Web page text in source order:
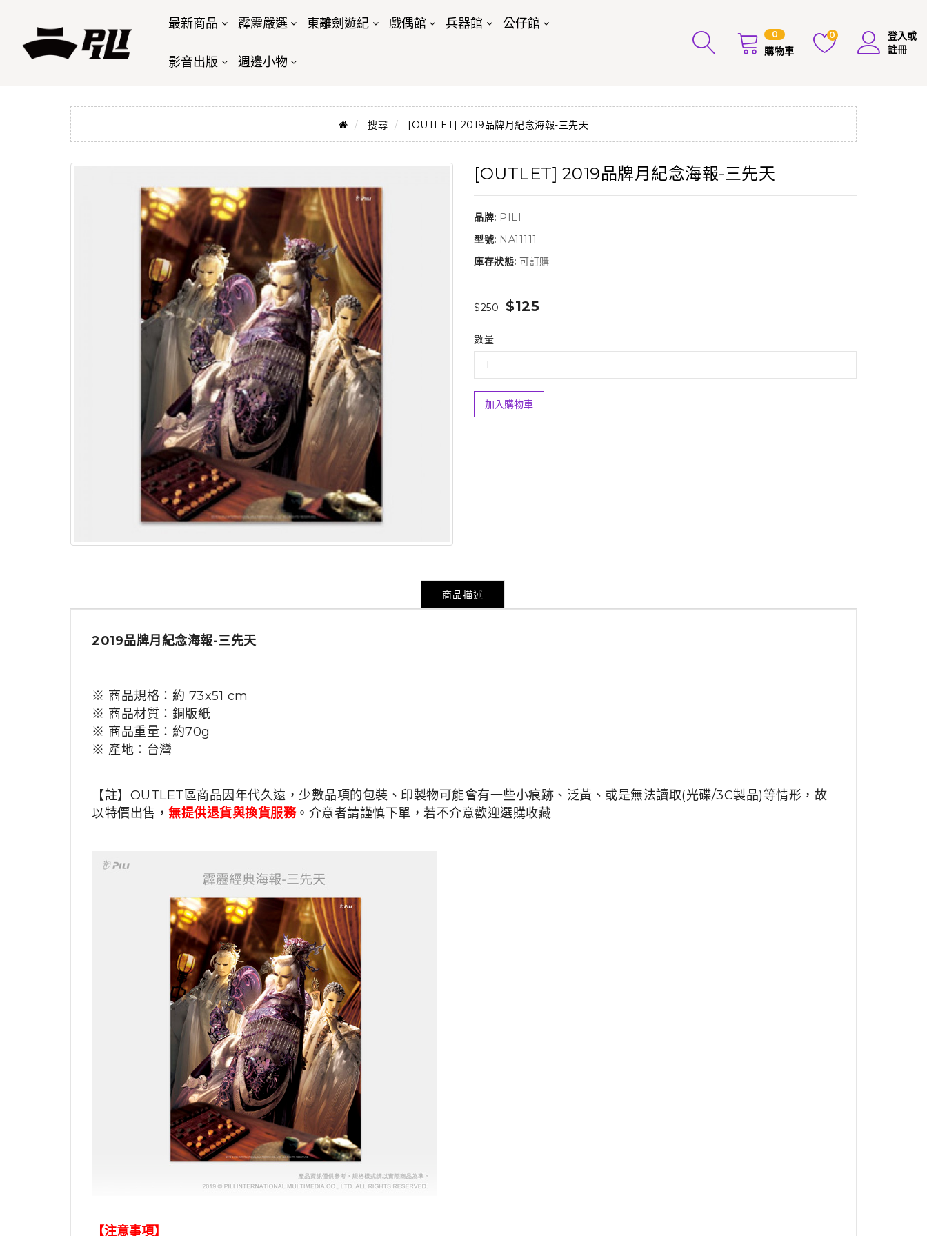
最新商品 霹靂嚴選 東離劍遊紀 戲偶館 兵器館 公仔館
影音出版 週邊小物
0
購物車
0
登入或
註冊
搜尋 [OUTLET] 2019品牌月紀念海報-三先天
[OUTLET] 2019品牌月紀念海報-三先天
品牌: PILI
型號: NA11111
庫存狀態: 可訂購
$250 $125
數量
加入購物車
商品描述
2019品牌月紀念海報-三先天
※ 商品規格：約 73x51 cm
※ 商品材質：銅版紙
※ 商品重量：約70g
※ 產地：台灣
【註】OUTLET區商品因年代久遠，少數品項的包裝、印製物可能會有一些小痕跡、泛黃、或是無法讀取(光碟/3C製品)等情形，故
以特價出售， 無提供退貨與換貨服務。介意者請謹慎下單，若不介意歡迎選購收藏
【注意事項】